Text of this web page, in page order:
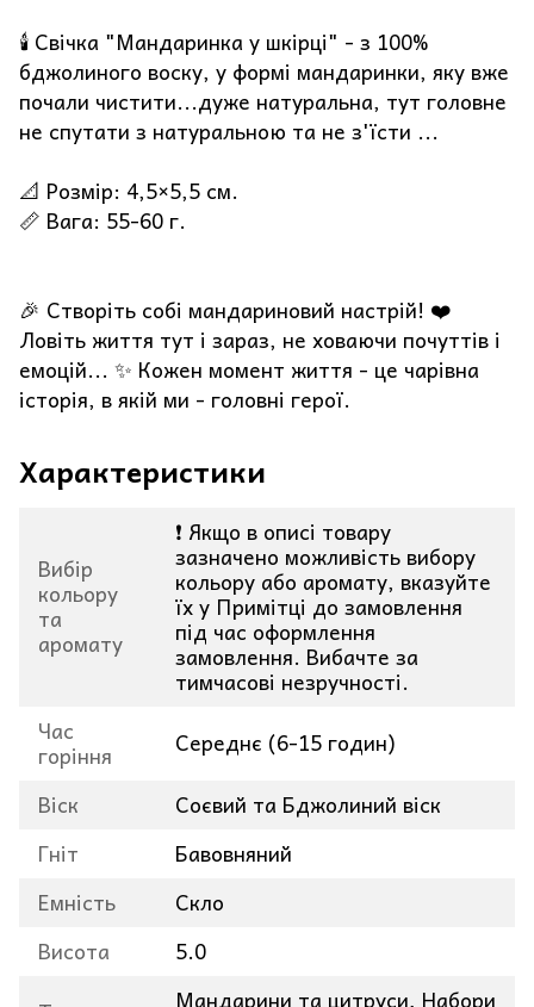
🕯️ Свічка "Мандаринка у шкірці" - з 100%
бджолиного воску, у формі мандаринки, яку вже
почали чистити...дуже натуральна, тут головне
не спутати з натуральною та не з'їсти ...
📐 Розмір: 4,5×5,5 см.
📏 Вага: 55-60 г.
🎉 Створіть собі мандариновий настрій! ❤️
Ловіть життя тут і зараз, не ховаючи почуттів і
емоцій... ✨ Кожен момент життя - це чарівна
історія, в якій ми - головні герої.
Характеристики
Вибір
кольору
та
аромату
❗ Якщо в описі товару
зазначено можливість вибору
кольору або аромату, вказуйте
їх у Примітці до замовлення
під час оформлення
замовлення. Вибачте за
тимчасові незручності.
Час
горіння
Середнє (6-15 годин)
Віск
Соєвий та Бджолиний віск
Гніт
Бавовняний
Емність
Скло
Висота
5.0
Мандарини та цитруси, Набори